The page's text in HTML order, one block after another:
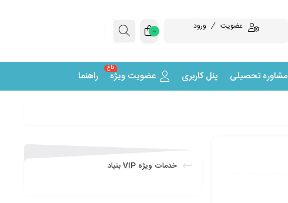
عضویت ورود 0
مشاوره تحصیلی پنل کاربری عضویت ویژه
داغ
راهنما
خدمات ویژه VIP بنیاد